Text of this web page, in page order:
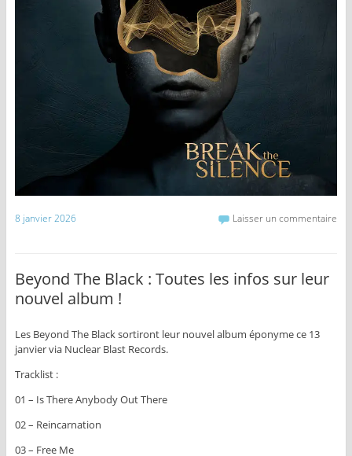
8 janvier 2026 Laisser un commentaire
Beyond The Black : Toutes les infos sur leur
nouvel album !
Les Beyond The Black sortiront leur nouvel album éponyme ce 13
janvier via Nuclear Blast Records.
Tracklist :
01 – Is There Anybody Out There
02 – Reincarnation
03 – Free Me